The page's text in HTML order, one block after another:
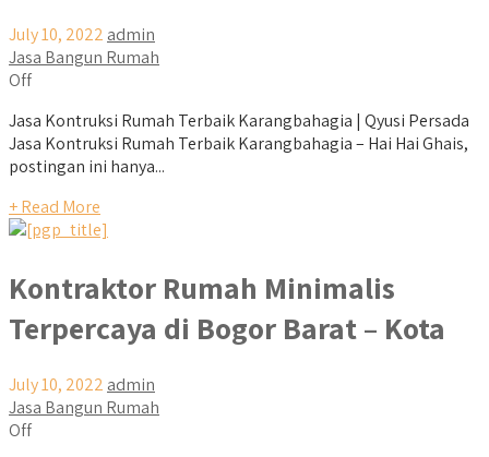
July 10, 2022 admin
Jasa Bangun Rumah
Off
Jasa Kontruksi Rumah Terbaik Karangbahagia | Qyusi Persada
Jasa Kontruksi Rumah Terbaik Karangbahagia – Hai Hai Ghais,
postingan ini hanya...
+ Read More
Kontraktor Rumah Minimalis
Terpercaya di Bogor Barat – Kota
July 10, 2022 admin
Jasa Bangun Rumah
Off